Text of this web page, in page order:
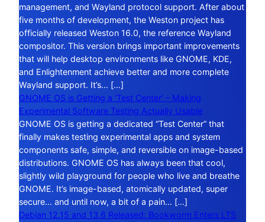
management, and Wayland protocol support. After about
five months of development, the Weston project has
officially released Weston 16.0, the reference Wayland
compositor. This version brings important improvements
that will help desktop environments like GNOME, KDE,
and Enlightenment achieve better and more complete
Wayland support. It’s… […]
GNOME OS is Getting a ‘Test Center’ – Making
Experimental Software Testing Actually Usable
GNOME OS is getting a dedicated “Test Center” that
finally makes testing experimental apps and system
components safe, simple, and reversible on image-based
distributions. GNOME OS has always been that cool,
slightly wild playground for people who live and breathe
GNOME. It’s image-based, atomically updated, super
secure… and until now, a bit of a pain… […]
Debian 12.15 and 13.6 Released: Bookworm Enters LTS